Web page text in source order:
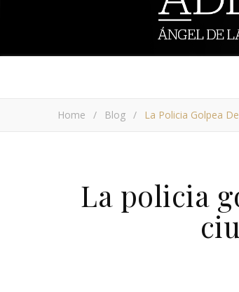
Home / Blog / La Policia Golpea
La policia